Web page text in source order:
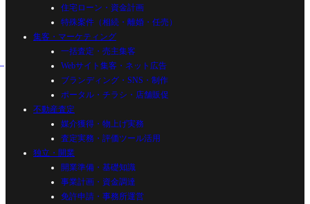
住宅ローン・資金計画
特殊案件（相続・離婚・任売）
集客・マーケティング
一括査定・売主集客
Webサイト集客・ネット広告
ブランディング・SNS・制作
ポータル・チラシ・店舗販促
不動産査定
媒介獲得・物上げ実務
査定実務・評価ツール活用
独立・開業
開業準備・基礎知識
事業計画・資金調達
免許申請・事務所運営